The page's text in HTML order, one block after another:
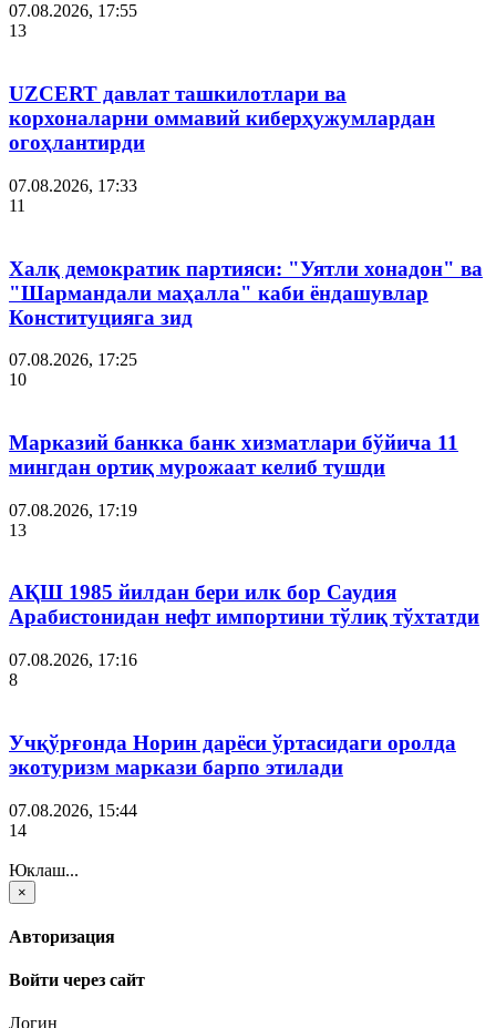
07.08.2026, 17:55
13
UZCERT давлат ташкилотлари ва
корхоналарни оммавий киберҳужумлардан
огоҳлантирди
07.08.2026, 17:33
11
Халқ демократик партияси: "Уятли хонадон" ва
"Шармандали маҳалла" каби ёндашувлар
Конституцияга зид
07.08.2026, 17:25
10
Марказий банкка банк хизматлари бўйича 11
мингдан ортиқ мурожаат келиб тушди
07.08.2026, 17:19
13
АҚШ 1985 йилдан бери илк бор Саудия
Арабистонидан нефт импортини тўлиқ тўхтатди
07.08.2026, 17:16
8
Учқўрғонда Норин дарёси ўртасидаги оролда
экотуризм маркази барпо этилади
07.08.2026, 15:44
14
Юклаш...
×
Авторизация
Войти через сайт
Логин